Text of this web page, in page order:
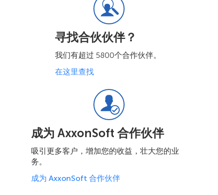
寻找合伙伙伴？
我们有超过 5800个合作伙伴。
在这里查找
成为 AxxonSoft 合作伙伴
吸引更多客户，增加您的收益，壮大您的业
务。
成为 AxxonSoft 合作伙伴